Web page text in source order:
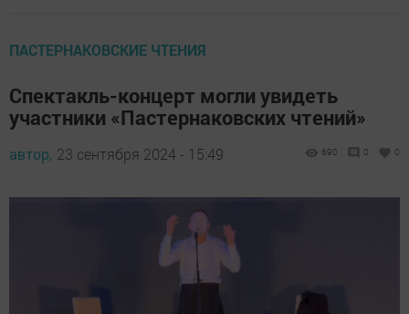
ПАСТЕРНАКОВСКИЕ ЧТЕНИЯ
Спектакль-концерт могли увидеть
участники «Пастернаковских чтений»
автор, 23 сентября 2024 - 15:49 690 0 0